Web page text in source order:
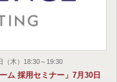
（木）18:30～19:30
ム 採用セミナー」7月30日